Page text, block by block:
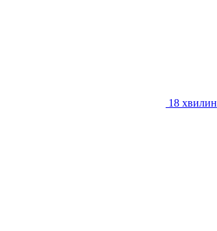
18 хвилин